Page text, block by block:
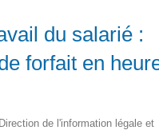
du salarié :
forfait en
de l'information légale et